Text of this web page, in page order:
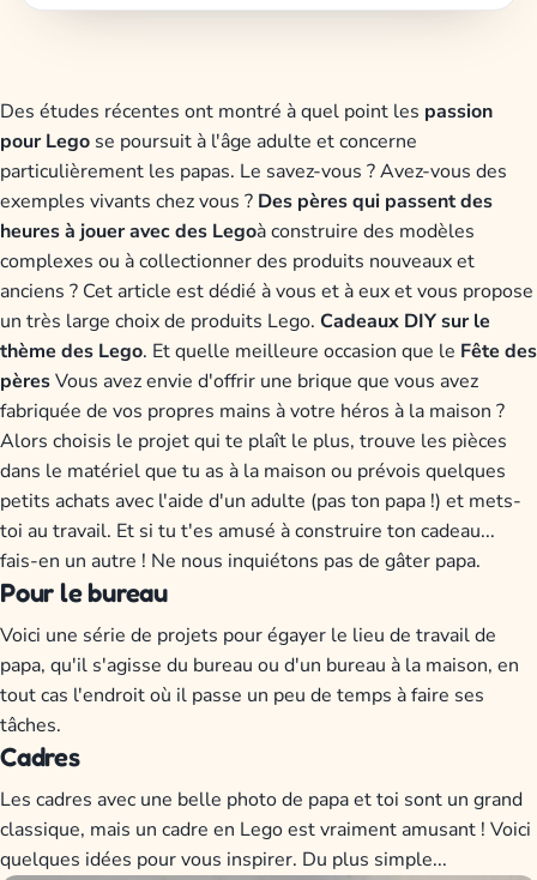
Des études récentes ont montré à quel point les passion
pour Lego se poursuit à l'âge adulte et concerne
particulièrement les papas. Le savez-vous ? Avez-vous des
exemples vivants chez vous ? Des pères qui passent des
heures à jouer avec des Legoà construire des modèles
complexes ou à collectionner des produits nouveaux et
anciens ? Cet article est dédié à vous et à eux et vous propose
un très large choix de produits Lego. Cadeaux DIY sur le
thème des Lego. Et quelle meilleure occasion que le Fête des
pèresVous avez envie d'offrir une brique que vous avez
fabriquée de vos propres mains à votre héros à la maison ?
Alors choisis le projet qui te plaît le plus, trouve les pièces
dans le matériel que tu as à la maison ou prévois quelques
petits achats avec l'aide d'un adulte (pas ton papa !) et mets-
toi au travail. Et si tu t'es amusé à construire ton cadeau...
fais-en un autre ! Ne nous inquiétons pas de gâter papa.
Pour le bureau
Voici une série de projets pour égayer le lieu de travail de
papa, qu'il s'agisse du bureau ou d'un bureau à la maison, en
tout cas l'endroit où il passe un peu de temps à faire ses
tâches.
Cadres
Les cadres avec une belle photo de papa et toi sont un grand
classique, mais un cadre en Lego est vraiment amusant ! Voici
quelques idées pour vous inspirer. Du plus simple...